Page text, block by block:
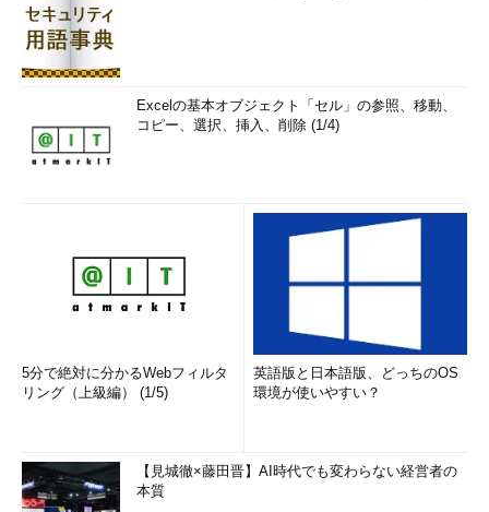
Excelの基本オブジェクト「セル」の参照、移動、
コピー、選択、挿入、削除 (1/4)
5分で絶対に分かるWebフィルタ
リング（上級編） (1/5)
英語版と日本語版、どっちのOS
環境が使いやすい？
【見城徹×藤田晋】AI時代でも変わらない経営者の
本質